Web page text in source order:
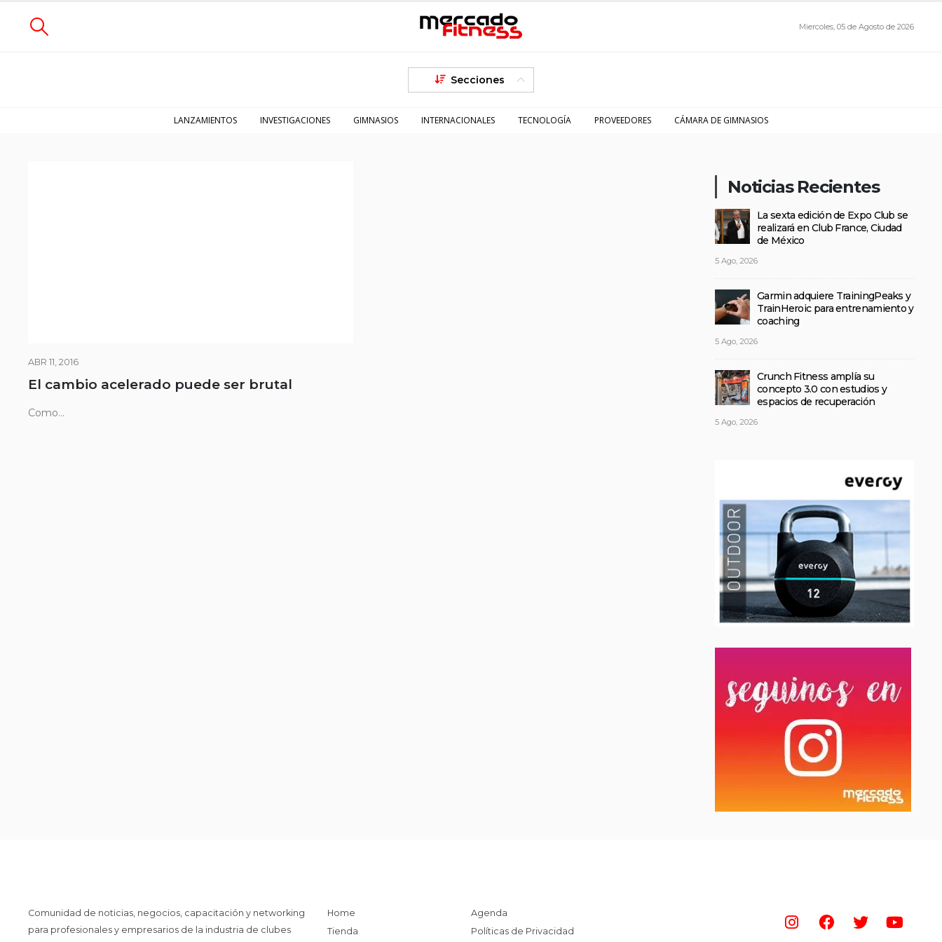
Miercoles, 05 de Agosto de 2026
Secciones
LANZAMIENTOS INVESTIGACIONES GIMNASIOS INTERNACIONALES TECNOLOGÍA PROVEEDORES CÁMARA DE GIMNASIOS
ABR 11, 2016
El cambio acelerado puede ser brutal
Como...
Noticias Recientes
La sexta edición de Expo Club se
realizará en Club France, Ciudad
de México
5 Ago, 2026
Garmin adquiere TrainingPeaks y
TrainHeroic para entrenamiento y
coaching
5 Ago, 2026
Crunch Fitness amplía su
concepto 3.0 con estudios y
espacios de recuperación
5 Ago, 2026
Comunidad de noticias, negocios, capacitación y networking
para profesionales y empresarios de la industria de clubes
Home
Tienda
Agenda
Políticas de Privacidad